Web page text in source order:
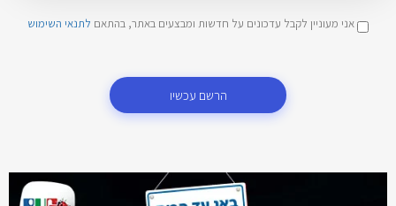
אני מעוניין לקבל עדכונים על חדשות ומבצעים באתר, בהתאם לתנאי השימוש
הרשם עכשיו